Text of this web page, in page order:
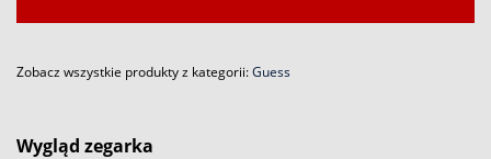
Zobacz wszystkie produkty z kategorii:Guess
Wygląd zegarka